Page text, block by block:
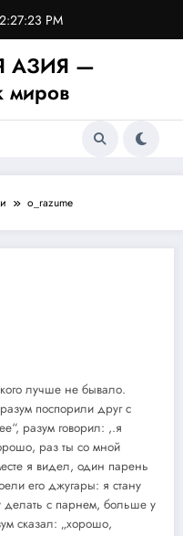
2:27:24 PM
АЗИЯ —
миров
o_razume
лучше не бывало.
поспорили друг с
разум говорил: ,.я
раз ты со мной
я видел, один парень
его джугары: я стану
делать с парнем, больше у
сказал: „хорошо,